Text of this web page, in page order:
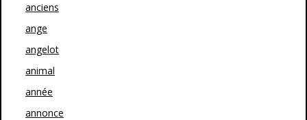
anciens
ange
angelot
animal
année
annonce